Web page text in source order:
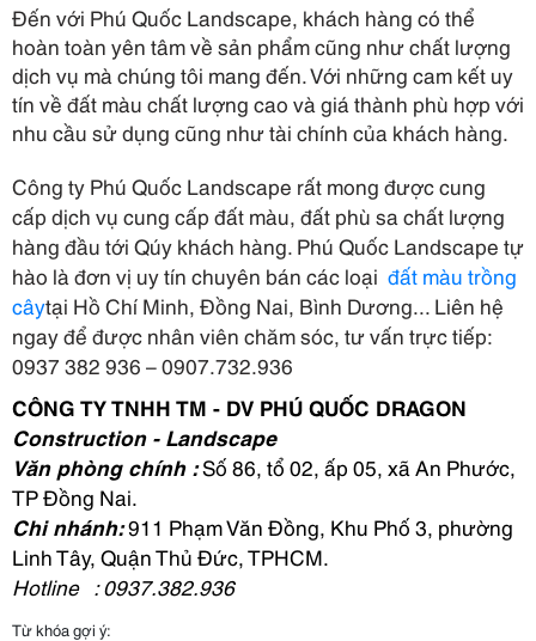
Đến với Phú Quốc Landscape, khách hàng có thể
hoàn toàn yên tâm về sản phẩm cũng như chất lượng
dịch vụ mà chúng tôi mang đến. Với những cam kết uy
tín về đất màu chất lượng cao và giá thành phù hợp với
nhu cầu sử dụng cũng như tài chính của khách hàng.
Công ty Phú Quốc Landscape rất mong được cung
cấp dịch vụ cung cấp đất màu, đất phù sa chất lượng
hàng đầu tới Qúy khách hàng. Phú Quốc Landscape tự
hào là đơn vị uy tín chuyên bán các loại đất màu trồng
câytại Hồ Chí Minh, Đồng Nai, Bình Dương... Liên hệ
ngay để được nhân viên chăm sóc, tư vấn trực tiếp:
0937 382 936 – 0907.732.936
CÔNG TY TNHH TM - DV PHÚ QUỐC DRAGON
Construction - Landscape
Văn phòng chính :Số 86, tổ 02, ấp 05, xã An Phước,
TP Đồng Nai.
Chi nhánh:911 Phạm Văn Đồng, Khu Phố 3, phường
Linh Tây, Quận Thủ Đức, TPHCM.
Hotline : 0937.382.936
Từ khóa gợi ý: